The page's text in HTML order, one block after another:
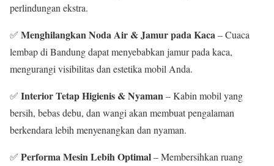
perlindungan ekstra.
✅ Menghilangkan Noda Air & Jamur pada Kaca – Cuaca
lembap di Bandung dapat menyebabkan jamur pada kaca,
mengurangi visibilitas dan estetika mobil Anda.
✅ Interior Tetap Higienis & Nyaman – Kabin mobil yang
bersih, bebas debu, dan wangi akan membuat pengalaman
berkendara lebih menyenangkan dan nyaman.
✅ Performa Mesin Lebih Optimal– Membersihkan ruang